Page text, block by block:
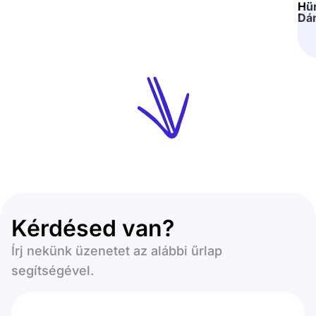
Kérdésed van?
Írj nekünk üzenetet az alábbi űrlap
segítségével.